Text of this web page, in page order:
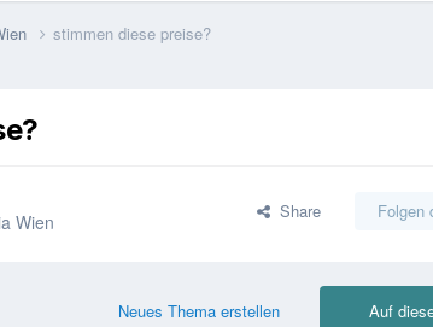
stimmen diese preise?
Wien Share Folgen
Auf
Neues Thema erstellen